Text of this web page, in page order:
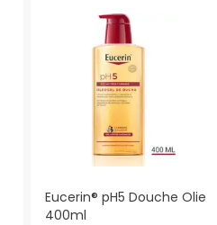
Eucerin® pH5 Douche Olie
400ml